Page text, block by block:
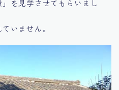
を見学させてもらいまし
いません。